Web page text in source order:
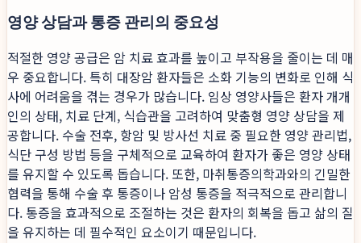
영양 상담과 통증 관리의 중요성
적절한 영양 공급은 암 치료 효과를 높이고 부작용을 줄이는 데 매
우 중요합니다. 특히 대장암 환자들은 소화 기능의 변화로 인해 식
사에 어려움을 겪는 경우가 많습니다. 임상 영양사들은 환자 개개
인의 상태, 치료 단계, 식습관을 고려하여 맞춤형 영양 상담을 제
공합니다. 수술 전후, 항암 및 방사선 치료 중 필요한 영양 관리법,
식단 구성 방법 등을 구체적으로 교육하여 환자가 좋은 영양 상태
를 유지할 수 있도록 돕습니다. 또한, 마취통증의학과와의 긴밀한
협력을 통해 수술 후 통증이나 암성 통증을 적극적으로 관리합니
다. 통증을 효과적으로 조절하는 것은 환자의 회복을 돕고 삶의 질
을 유지하는 데 필수적인 요소이기 때문입니다.